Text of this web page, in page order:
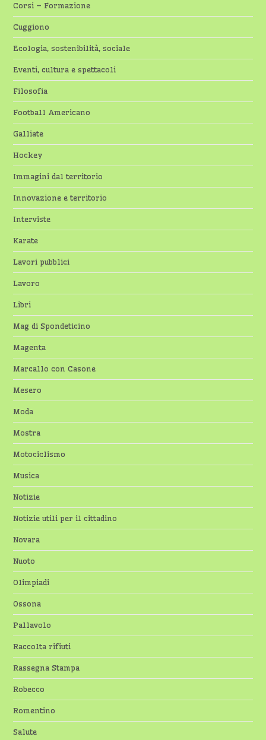
Corsi – Formazione
Cuggiono
Ecologia, sostenibilità, sociale
Eventi, cultura e spettacoli
Filosofia
Football Americano
Galliate
Hockey
Immagini dal territorio
Innovazione e territorio
Interviste
Karate
Lavori pubblici
Lavoro
Libri
Mag di Spondeticino
Magenta
Marcallo con Casone
Mesero
Moda
Mostra
Motociclismo
Musica
Notizie
Notizie utili per il cittadino
Novara
Nuoto
Olimpiadi
Ossona
Pallavolo
Raccolta rifiuti
Rassegna Stampa
Robecco
Romentino
Salute